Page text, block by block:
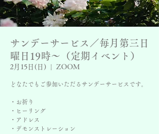
サンデーサービス／毎月第三日
曜日19時〜（定期イベント）
2月15日(日) ZOOM
どなたでもご参加いただるサンデーサービスです。
・お祈り
・ヒーリング
・アドレス
・デモンストレーション